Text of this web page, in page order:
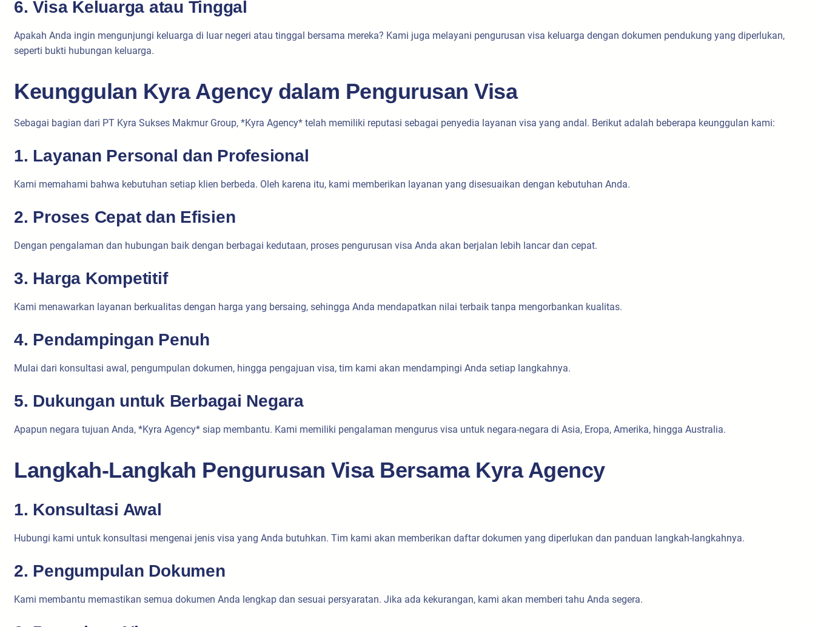
6. Visa Keluarga atau Tinggal
Apakah Anda ingin mengunjungi keluarga di luar negeri atau tinggal bersama mereka? Kami juga melayani pengurusan visa keluarga dengan dokumen pendukung yang diperlukan,
seperti bukti hubungan keluarga.
Keunggulan Kyra Agency dalam Pengurusan Visa
Sebagai bagian dari PT Kyra Sukses Makmur Group, *Kyra Agency* telah memiliki reputasi sebagai penyedia layanan visa yang andal. Berikut adalah beberapa keunggulan kami:
1. Layanan Personal dan Profesional
Kami memahami bahwa kebutuhan setiap klien berbeda. Oleh karena itu, kami memberikan layanan yang disesuaikan dengan kebutuhan Anda.
2. Proses Cepat dan Efisien
Dengan pengalaman dan hubungan baik dengan berbagai kedutaan, proses pengurusan visa Anda akan berjalan lebih lancar dan cepat.
3. Harga Kompetitif
Kami menawarkan layanan berkualitas dengan harga yang bersaing, sehingga Anda mendapatkan nilai terbaik tanpa mengorbankan kualitas.
4. Pendampingan Penuh
Mulai dari konsultasi awal, pengumpulan dokumen, hingga pengajuan visa, tim kami akan mendampingi Anda setiap langkahnya.
5. Dukungan untuk Berbagai Negara
Apapun negara tujuan Anda, *Kyra Agency* siap membantu. Kami memiliki pengalaman mengurus visa untuk negara-negara di Asia, Eropa, Amerika, hingga Australia.
Langkah-Langkah Pengurusan Visa Bersama Kyra Agency
1. Konsultasi Awal
Hubungi kami untuk konsultasi mengenai jenis visa yang Anda butuhkan. Tim kami akan memberikan daftar dokumen yang diperlukan dan panduan langkah-langkahnya.
2. Pengumpulan Dokumen
Kami membantu memastikan semua dokumen Anda lengkap dan sesuai persyaratan. Jika ada kekurangan, kami akan memberi tahu Anda segera.